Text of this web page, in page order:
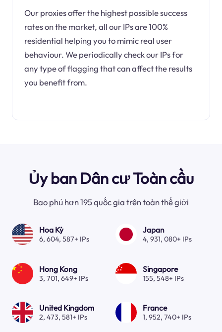
Our proxies offer the highest possible success
rates on the market, all our IPs are 100%
residential helping you to mimic real user
behaviour. We periodically check our IPs for
any type of flagging that can affect the results
you benefit from.
Ủy ban Dân cư Toàn cầu
Bao phủ hơn 195 quốc gia trên toàn thế giới
Hoa Kỳ
6, 604, 587+ IPs
Japan
4, 931, 080+ IPs
Hong Kong
3, 701, 649+ IPs
Singapore
155, 548+ IPs
United Kingdom
2, 473, 581+ IPs
France
1, 952, 740+ IPs